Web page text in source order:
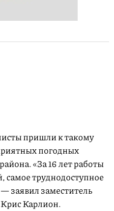
пришли к такому
погодных
«За 16 лет работы
самое труднодоступное
заявил заместитель
Карлион.